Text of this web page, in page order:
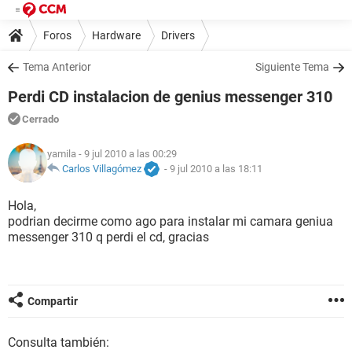
Foros Hardware Drivers
Tema Anterior Siguiente Tema
Perdi CD instalacion de genius messenger 310
Cerrado
yamila - 9 jul 2010 a las 00:29
Carlos Villagómez
- 9 jul 2010 a las 18:11
Hola,
podrian decirme como ago para instalar mi camara geniua
messenger 310 q perdi el cd, gracias
Compartir
Consulta también: